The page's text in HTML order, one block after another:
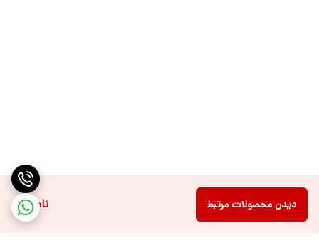
ناموجود دیدن محصولات مرتبط